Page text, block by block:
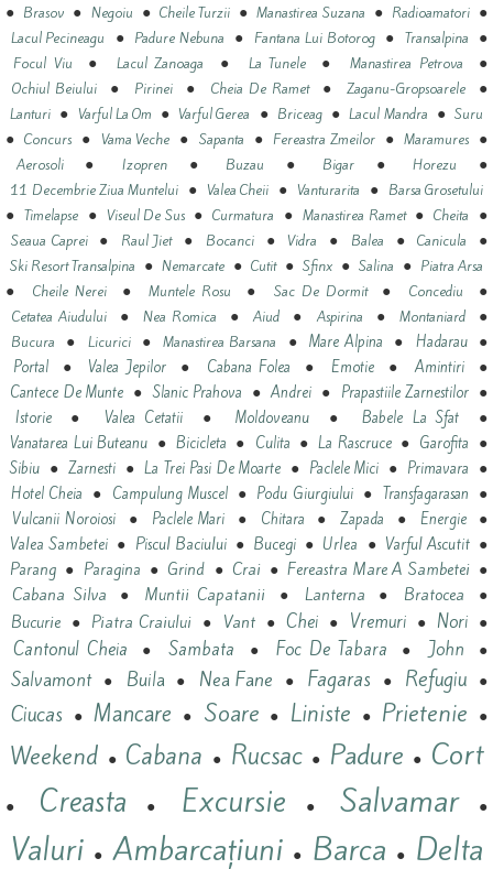
● Brasov ● Negoiu ● Cheile Turzii ●Manastirea Suzana ● Radioamatori●
Lacul Pecineagu ● Padure Nebuna ● Fantana Lui Botorog● Transalpina ●
Focul Viu ● Lacul Zanoaga ● La Tunele●Manastirea Petrova ●
Ochiul Beiului ● Pirinei ● Cheia De Ramet● Zaganu-Gropsoarele●
Lanturi ● Varful La Om ●Varful Gerea ● Briceag●Lacul Mandra ●Suru
●Concurs ● Vama Veche ● Sapanta ● Fereastra Zmeilor●Maramures ●
Aerosoli● Izopren● Buzau ● Bigar ●Horezu ●
11 Decembrie Ziua Muntelui ●Valea Cheii ●Vanturarita ● Barsa Grosetului
●Timelapse ● Viseul De Sus●Curmatura ●Manastirea Ramet●Cheita ●
Seaua Caprei● Raul Jiet● Bocanci●Vidra ● Balea ●Canicula ●
Ski Resort Transalpina ● Nemarcate ● Cutit● Sfinx ● Salina ● Piatra Arsa
● Cheile Nerei●Muntele Rosu ● Sac De Dormit●Concediu ●
Cetatea Aiudului●Nea Romica ●Aiud ●Aspirina ●Montaniard ●
Bucura ● Licurici●Manastirea Barsana ●Mare Alpina ● Hadarau●
Portal● Valea Jepilor● Cabana Folea ●Emotie ●Amintiri●
Cantece De Munte ●Slanic Prahova ●Andrei ● Prapastiile Zarnestilor ●
Istorie● Valea Cetatii ●Moldoveanu ● Babele La Sfat ●
Vanatarea Lui Buteanu ● Bicicleta ● Culita ●La Rascruce● Garofita ●
Sibiu ●Zarnesti ●La Trei Pasi De Moarte● Paclele Mici ● Primavara ●
Hotel Cheia ● Campulung Muscel● Podu Giurgiului ● Transfagarasan ●
Vulcanii Noroiosi ● Paclele Mari ● Chitara ●Zapada ● Energie●
Valea Sambetei ● Piscul Baciului● Bucegi ● Urlea ● Varful Ascutit●
Parang ● Paragina ● Grind ● Crai●Fereastra Mare A Sambetei●
Cabana Silva ●Muntii Capatanii● Lanterna ● Bratocea ●
Bucurie● Piatra Craiului ● Vant●Chei ● Vremuri● Nori ●
Cantonul Cheia ●Sambata ●Foc De Tabara ● John ●
Salvamont● Buila ● Nea Fane ● Fagaras ● Refugiu ●
Ciucas ●Mancare ● Soare ● Liniste ● Prietenie ●
Weekend ● Cabana ● Rucsac● Padure ● Cort
● Creasta ● Excursie ● Salvamar●
Valuri ●Ambarcațiuni ● Barca ● Delta